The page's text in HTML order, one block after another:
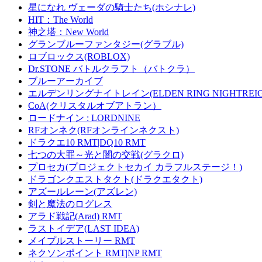
星になれ ヴェーダの騎士たち(ホシナレ)
HIT：The World
神之塔：New World
グランブルーファンタジー(グラブル)
ロブロックス(ROBLOX)
Dr.STONE バトルクラフト（バトクラ）
ブルーアーカイブ
エルデンリングナイトレイン(ELDEN RING
CoA(クリスタルオブアトラン）
ロードナイン : LORDNINE
RFオンネク(RFオンラインネクスト)
ドラクエ10 RMT|DQ10 RMT
七つの大罪～光と闇の交戦(グラクロ)
プロセカ(プロジェクトセカイ カラフルステージ！)
ドラゴンクエストタクト(ドラクエタクト)
アズールレーン(アズレン)
剣と魔法のログレス
アラド戦記(Arad) RMT
ラストイデア(LAST IDEA)
メイプルストーリー RMT
ネクソンポイント RMT|NP RMT